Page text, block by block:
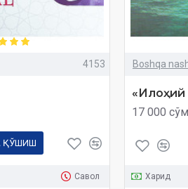
4153
ҚЎШИШ
Савол
Boshqa
«Илоҳий
17 000 сўм
Харид